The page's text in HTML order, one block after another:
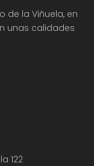
de la Viñuela, en
unas calidades
122